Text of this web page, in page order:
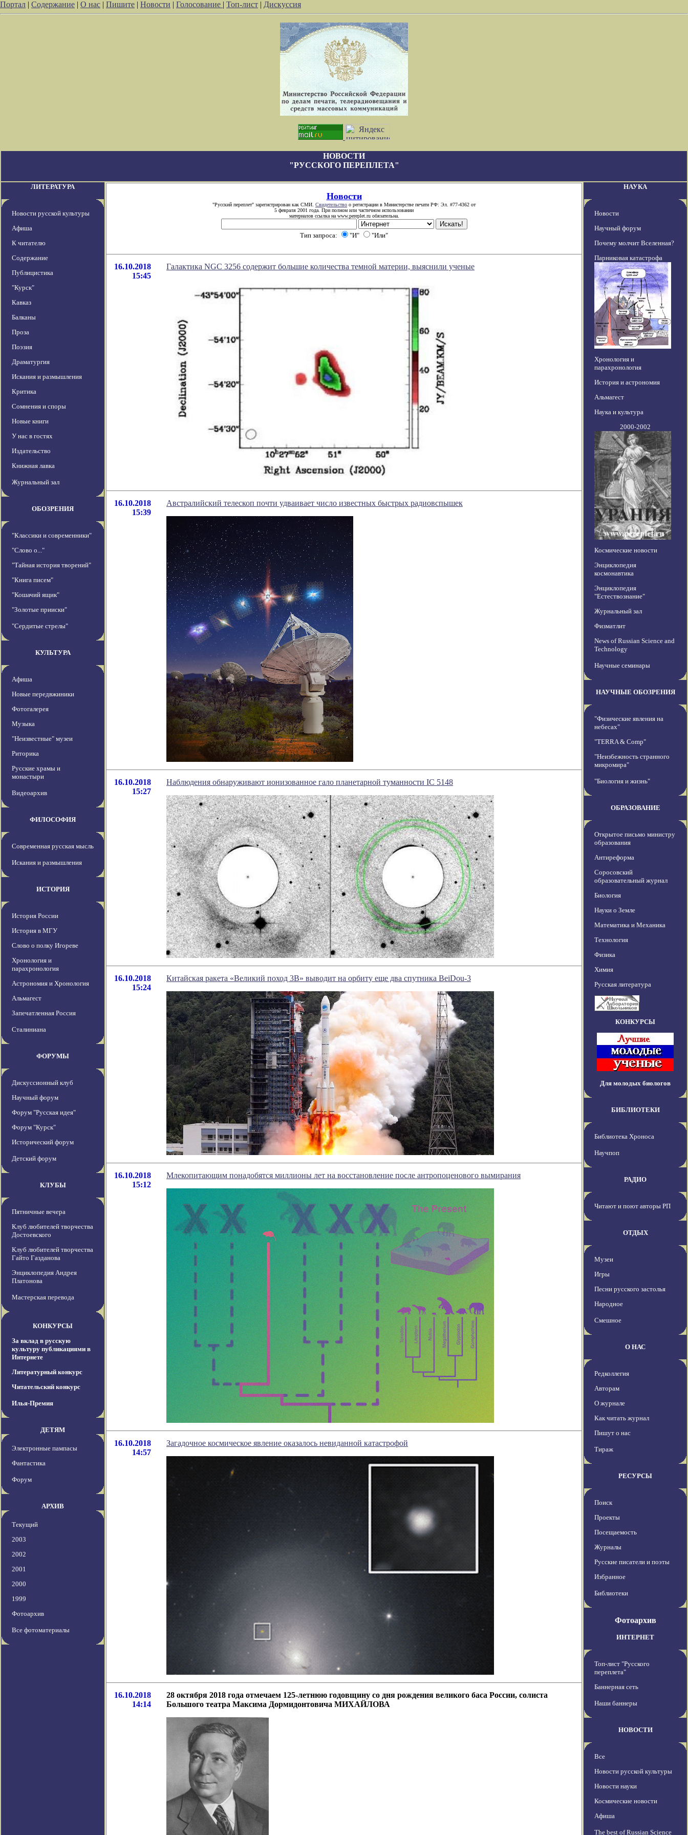
Портал | Содержание | О нас | Пишите | Новости | Голосование | Топ-лист | Дискуссия
НОВОСТИ
"РУССКОГО ПЕРЕПЛЕТА"
ЛИТЕРАТУРА
Новости русской культуры
Афиша
К читателю
Содержание
Публицистика
"Курск"
Кавказ
Балканы
Проза
Поэзия
Драматургия
Искания и размышления
Критика
Сомнения и споры
Новые книги
У нас в гостях
Издательство
Книжная лавка
Журнальный зал
ОБОЗРЕНИЯ
"Классики и современники"
"Слово о..."
"Тайная история творений"
"Книга писем"
"Кошачий ящик"
"Золотые прииски"
"Сердитые стрелы"
КУЛЬТУРА
Афиша
Новые передвжиники
Фотогалерея
Музыка
"Неизвестные" музеи
Риторика
Русские храмы и
монастыри
Видеоархив
ФИЛОСОФИЯ
Современная русская мысль
Искания и размышления
ИСТОРИЯ
История России
История в МГУ
Слово о полку Игореве
Хронология и
парахронология
Астрономия и Хронология
Альмагест
Запечатленная Россия
Сталиниана
ФОРУМЫ
Дискуссионный клуб
Научный форум
Форум "Русская идея"
Форум "Курск"
Исторический форум
Детский форум
КЛУБЫ
Пятничные вечера
Клуб любителей творчества
Достоевского
Клуб любителей творчества
Гайто Газданова
Энциклопедия Андрея
Платонова
Мастерская перевода
КОНКУРСЫ
За вклад в русскую
культуру публикациями в
Интернете
Литературный конкурс
Читательский конкурс
Илья-Премия
ДЕТЯМ
Электронные пампасы
Фантастика
Форум
АРХИВ
Текущий
2003
2002
2001
2000
1999
Фотоархив
Все фотоматериалы
Новости
"Русский переплет" зарегистрирован как СМИ. Свидетельство о регистрации в Министерстве печати РФ: Эл. #77-4362 от
5 февраля 2001 года. При полном или частичном использовании
материалов ссылка на www.pereplet.ru обязательна.
Тип запроса: "И" "Или"
16.10.2018
15:45
Галактика NGC 3256 содержит большие количества темной материи, выяснили ученые
16.10.2018
15:39
Австралийский телескоп почти удваивает число известных быстрых радиовспышек
16.10.2018
15:27
Наблюдения обнаруживают ионизованное гало планетарной туманности IC 5148
16.10.2018
15:24
Китайская ракета «Великий поход 3B» выводит на орбиту еще два спутника BeiDou-3
16.10.2018
15:12
Млекопитающим понадобятся миллионы лет на восстановление после антропоценового вымирания
16.10.2018
14:57
Загадочное космическое явление оказалось невиданной катастрофой
16.10.2018
14:14
28 октября 2018 года отмечаем 125-летнюю годовщину со дня рождения великого баса России, солиста
Большого театра Максима Дормидонтовича МИХАЙЛОВА
НАУКА
Новости
Научный форум
Почему молчит Вселенная?
Парниковая катастрофа
Хронология и
парахронология
История и астрономия
Альмагест
Наука и культура
2000-2002
Космические новости
Энциклопедия
космонавтика
Энциклопедия
"Естествознание"
Журнальный зал
Физматлит
News of Russian Science and
Technology
Научные семинары
НАУЧНЫЕ ОБОЗРЕНИЯ
"Физические явления на
небесах"
"TERRA & Comp"
"Неизбежность странного
микромира"
"Биология и жизнь"
ОБРАЗОВАНИЕ
Открытое письмо министру
образования
Антиреформа
Соросовский
образовательный журнал
Биология
Науки о Земле
Математика и Механика
Технология
Физика
Химия
Русская литература
КОНКУРСЫ
Для молодых биологов
БИБЛИОТЕКИ
Библиотека Хроноса
Научпоп
РАДИО
Читают и поют авторы РП
ОТДЫХ
Музеи
Игры
Песни русского застолья
Народное
Смешное
О НАС
Редколлегия
Авторам
О журнале
Как читать журнал
Пишут о нас
Тираж
РЕСУРСЫ
Поиск
Проекты
Посещаемость
Журналы
Русские писатели и поэты
Избранное
Библиотеки
Фотоархив
ИНТЕРНЕТ
Топ-лист "Русского
переплета"
Баннерная сеть
Наши баннеры
НОВОСТИ
Все
Новости русской культуры
Новости науки
Космические новости
Афиша
The best of Russian Science